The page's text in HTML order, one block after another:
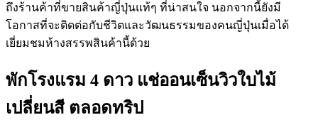
ถึงร้านค้าที่ขายสินค้าญี่ปุ่นแท้ๆ ที่น่าสนใจ นอกจากนี้ยังมี
โอกาสที่จะติดต่อกับชีวิตและวัฒนธรรมของคนญี่ปุ่นเมื่อได้
เยี่ยมชมห้างสรรพสินค้านี้ด้วย
พักโรงแรม 4 ดาว แช่ออนเซ็นวิวใบไม้
เปลี่ยนสี ตลอดทริป